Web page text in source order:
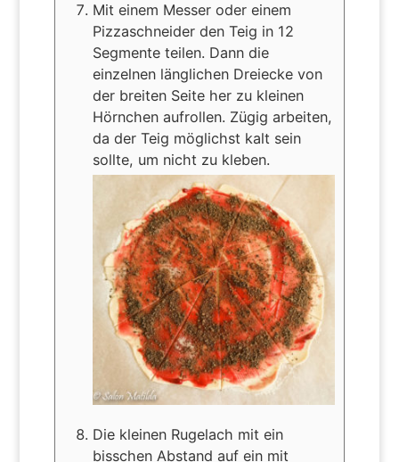
Mit einem Messer oder einem
Pizzaschneider den Teig in 12
Segmente teilen. Dann die
einzelnen länglichen Dreiecke von
der breiten Seite her zu kleinen
Hörnchen aufrollen. Zügig arbeiten,
da der Teig möglichst kalt sein
sollte, um nicht zu kleben.
Die kleinen Rugelach mit ein
bisschen Abstand auf ein mit